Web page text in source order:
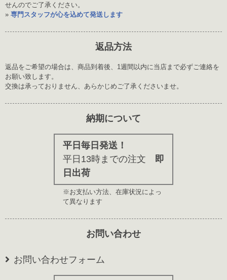
せんのでご了承ください。
» 専門スタッフが心を込めて発送します
返品方法
返品をご希望の場合は、商品到着後、1週間以内に当店まで必ずご連絡を
お願い致します。
交換は承っておりません、あらかじめご了承くださいませ。
納期について
平日毎日発送！
平日13時までの注文 即
日出荷
※お支払い方法、在庫状況によっ
て異なります
お問い合わせ
お問い合わせフォーム